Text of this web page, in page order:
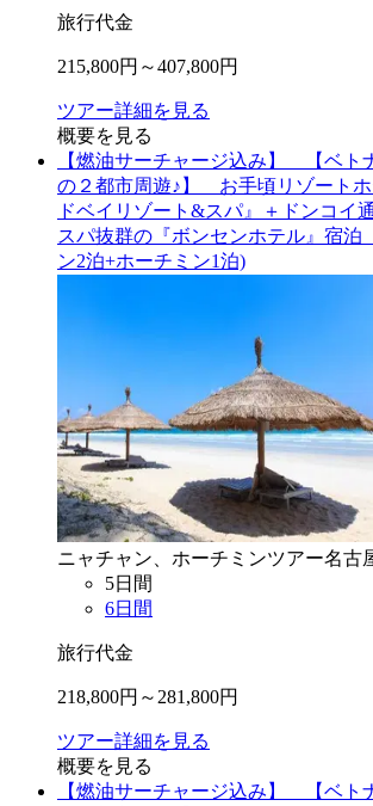
旅行代金
215,800円～407,800円
ツアー詳細を見る
概要を見る
【燃油サーチャージ込み】 【ベト
の２都市周遊♪】 お手頃リゾート
ドベイリゾート&スパ』＋ドンコイ
スパ抜群の『ボンセンホテル』宿
ン2泊+ホーチミン1泊)
ニャチャン、ホーチミンツアー名古
5日間
6日間
旅行代金
218,800円～ 281,800円
ツアー詳細を見る
概要を見る
【燃油サーチャージ込み】 【ベト